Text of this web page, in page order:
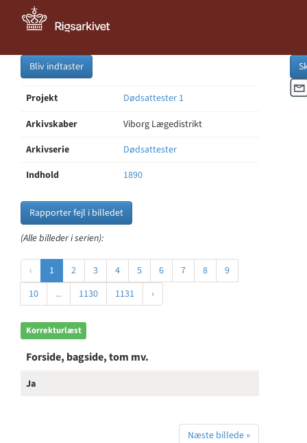
Bliv indtaster
Projekt
Dødsattester 1
Arkivskaber
Viborg Lægedistrikt
Arkivserie
Dødsattester
Indhold
1890
Rapporter fejl i billedet
(Alle billeder i serien):
‹ 1 2 3 4 5 6 7 8
9
10
... 1130 1131 ›
Korrekturlæst
Forside, bagside, tom mv.
Ja
Næste billede »